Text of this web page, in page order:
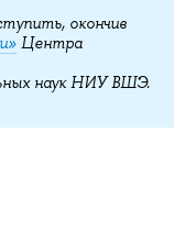
окончив
Центра
наук НИУ ВШЭ.